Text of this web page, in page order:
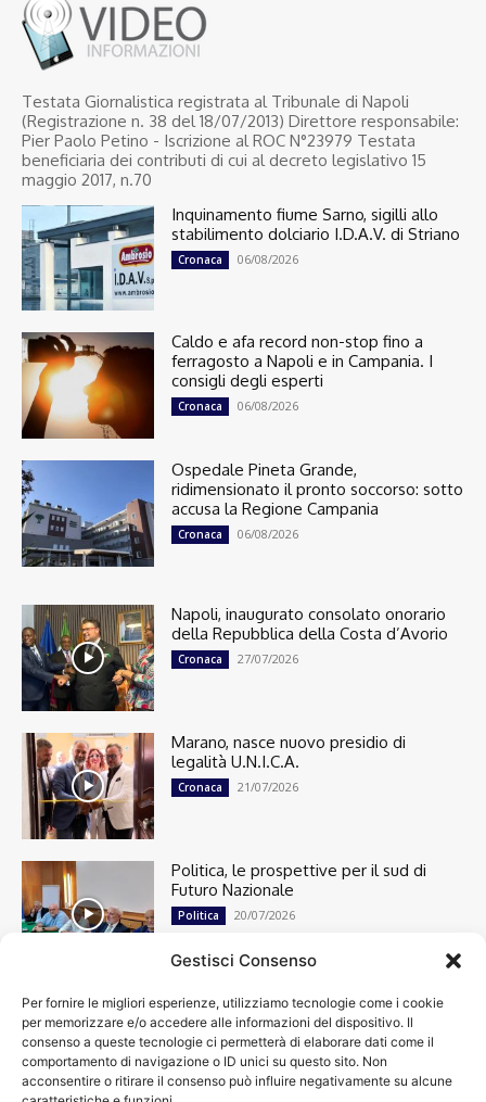
Gestisci Consenso
Per fornire le migliori esperienze, utilizziamo tecnologie come i cookie
per memorizzare e/o accedere alle informazioni del dispositivo. Il
consenso a queste tecnologie ci permetterà di elaborare dati come il
comportamento di navigazione o ID unici su questo sito. Non
acconsentire o ritirare il consenso può influire negativamente su alcune
Testata Giornalistica registrata al Tribunale di Napoli
(Registrazione n. 38 del 18/07/2013) Direttore responsabile:
Pier Paolo Petino - Iscrizione al ROC N°23979 Testata
beneficiaria dei contributi di cui al decreto legislativo 15
maggio 2017, n.70
Inquinamento fiume Sarno, sigilli allo
stabilimento dolciario I.D.A.V. di Striano
Cronaca 06/08/2026
Caldo e afa record non-stop fino a
ferragosto a Napoli e in Campania. I
consigli degli esperti
Cronaca 06/08/2026
Ospedale Pineta Grande,
ridimensionato il pronto soccorso: sotto
accusa la Regione Campania
Cronaca 06/08/2026
Napoli, inaugurato consolato onorario
della Repubblica della Costa d’Avorio
Cronaca 27/07/2026
Marano, nasce nuovo presidio di
legalità U.N.I.C.A.
Cronaca 21/07/2026
Politica, le prospettive per il sud di
Futuro Nazionale
Politica 20/07/2026
Cronaca
13492
Attualità
7299
top
News
4208